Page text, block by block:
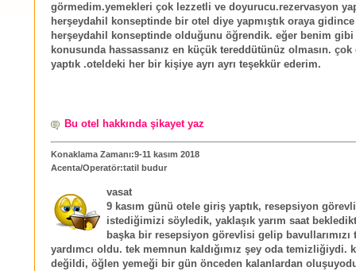
görmedim.yemekleri çok lezzetli ve doyurucu.rezervasyon
herşeydahil konseptinde bir otel diye yapmıştık oraya
herşeydahil konseptinde olduğunu öğrendik. eğer benim gibi
konusunda hassassanız en küçük tereddütünüz olmasın.
yaptık .oteldeki her bir kişiye ayrı ayrı teşekkür ederim.
Bu otel hakkında şikayet yaz
Konaklama Zamanı:9-11 kasım 2018
Acenta/Operatör:tatil budur
vasat
9 kasım günü otele giriş yaptık, resepsiyon
istediğimizi söyledik, yaklaşık yarım saat
başka bir resepsiyon görevlisi gelip bavullarımızı
yardımcı oldu. tek memnun kaldığımız şey oda temizliğiydi.
değildi, öğlen yemeği bir gün önceden kalanlardan